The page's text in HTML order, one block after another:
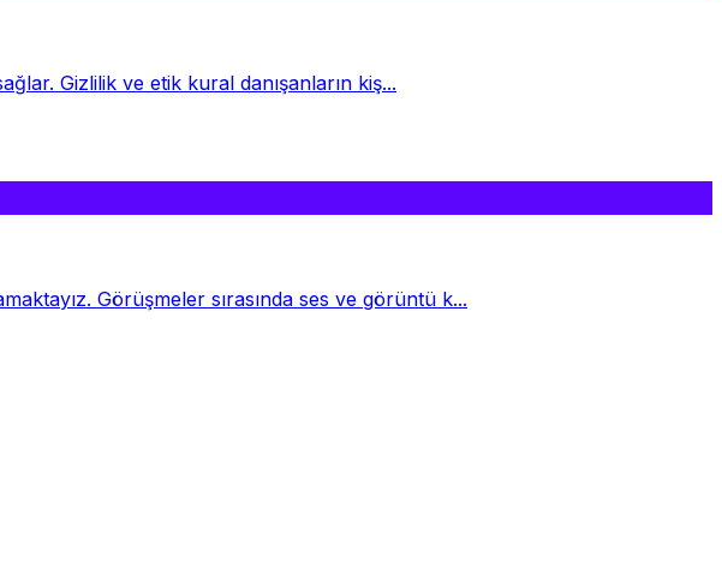
Gizlilik ve etik kural danışanların kiş...
Görüşmeler sırasında ses ve görüntü k...